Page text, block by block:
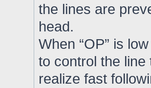
the lines are
head.
When “OP” is
to control the line
realize fast